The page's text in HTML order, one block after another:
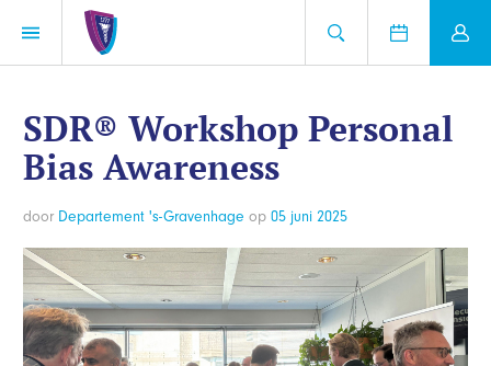
SDR® Workshop Personal
Bias Awareness
door Departement 's-Gravenhage op 05 juni 2025